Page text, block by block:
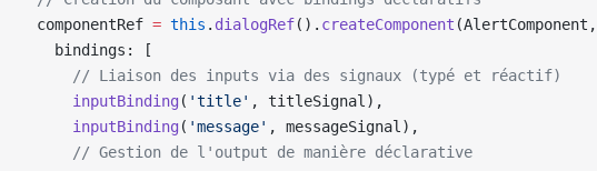
    componentRef
= this . dialogRef(). createComponent
      bindings: [
        // Liaison des inputs via des signaux (typé et réactif)
        inputBinding
( 'title' , titleSignal),
        inputBinding
( 'message' , messageSignal),
        // Gestion de l'output de manière déclarative